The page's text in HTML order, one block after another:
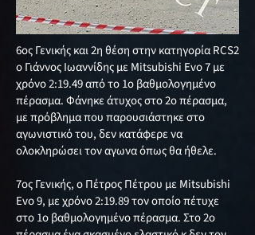
6ος Γενικής και 2η θέση στην κατηγορία RCS2
ο Γιάννος Ιωαννίδης με Mitsubishi Evo 7 με
χρόνο 2:19.49 από το 1ο βαθμολογημένο
πέρασμα. Φάνηκε άτυχος στο 2ο πέρασμα,
με πρόβλημα που παρουσιάστηκε στο
αγωνιστικό του, δεν κατάφερε να
ολοκληρώσει τον αγωνα όπως θα ήθελε.
7ος Γενικής, ο Πέτρος Πέτρου με Mitsubishi
Evo 9, με χρόνο 2:19.89 τον οποίο πέτυχε
στο 1ο βαθμολογημένο πέρασμα. Στο 2ο